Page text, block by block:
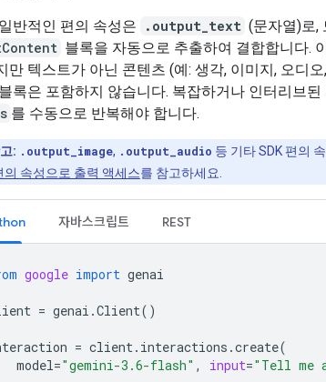
반적인 편의 속성은 .output_text (문자열)로,
블록을 자동으로 추출하여 결합합니다.
만 텍스트가 아닌 콘텐츠 (예: 생각, 이미지, 오디
록은 포함하지 않습니다. 복잡하거나 인터리브
를 수동으로 반복해야 합니다.
: .output_image, .output_audio 등 기타 SDK 편의
의 속성으로 출력 액세스를 참고하세요.
자바스크립트 REST
google import genai
= genai .Client()
= client. interactions .create(
model="gemini-3.6-flash" , input="Tell me